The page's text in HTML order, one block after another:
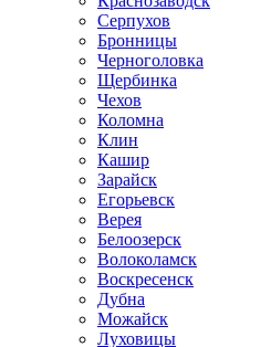
Серпухов
Бронницы
Черноголовка
Щербинка
Чехов
Коломна
Клин
Кашир
Зарайск
Егорьевск
Верея
Белоозерск
Волоколамск
Воскресенск
Дубна
Можайск
Луховицы